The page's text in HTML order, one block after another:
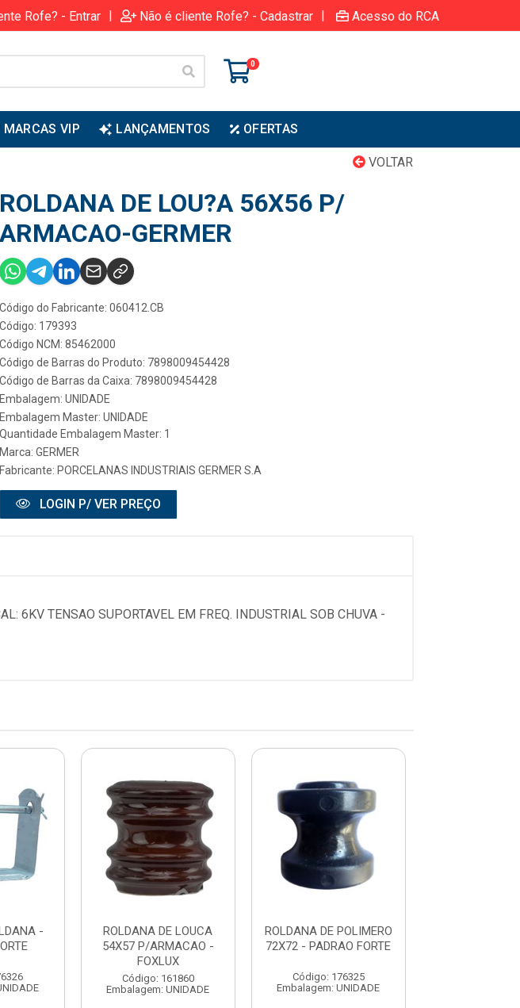
Rofe? - Entrar | Não é cliente Rofe? - Cadastrar | Acesso do RCA
0
MARCAS VIP LANÇAMENTOS OFERTAS
VOLTAR
ROLDANA DE LOU?A 56X56 P/
ARMACAO-GERMER
Código do Fabricante: 060412.CB
Código: 179393
Código NCM: 85462000
Código de Barras do Produto: 7898009454428
Código de Barras da Caixa: 7898009454428
Embalagem: UNIDADE
Embalagem Master: UNIDADE
Quantidade Embalagem Master: 1
Marca: GERMER
Fabricante: PORCELANAS INDUSTRIAIS GERMER S.A
LOGIN P/ VER PREÇO
6KV TENSAO SUPORTAVEL EM FREQ. INDUSTRIAL SOB CHUVA -
-
ROLDANA DE LOUCA
54X57 P/ARMACAO -
FOXLUX
Código: 161860
Embalagem: UNIDADE
ROLDANA DE POLIMERO
72X72 - PADRAO FORTE
Código: 176325
Embalagem: UNIDADE